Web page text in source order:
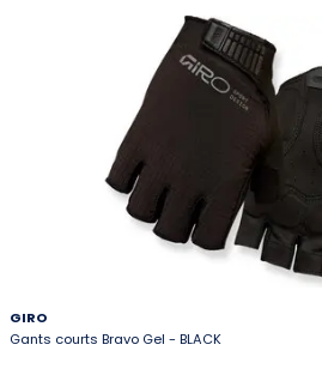
GIRO
Gants courts Bravo Gel - BLACK